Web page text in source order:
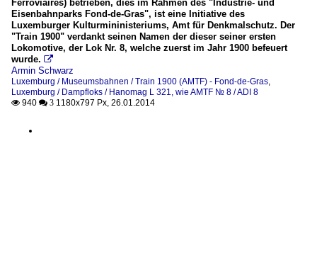
Ferroviaires) betrieben, dies im Rahmen des "Industrie- und
Eisenbahnparks Fond-de-Gras", ist eine Initiative des
Luxemburger Kulturmininisteriums, Amt für Denkmalschutz. Der
"Train 1900" verdankt seinen Namen der dieser seiner ersten
Lokomotive, der Lok Nr. 8, welche zuerst im Jahr 1900 befeuert
wurde. 
Armin Schwarz
Luxemburg / Museumsbahnen / Train 1900 (AMTF) - Fond-de-Gras,
Luxemburg / Dampfloks / Hanomag L 321, wie AMTF № 8 / ADI 8
 940  3 1180x797 Px, 26.01.2014